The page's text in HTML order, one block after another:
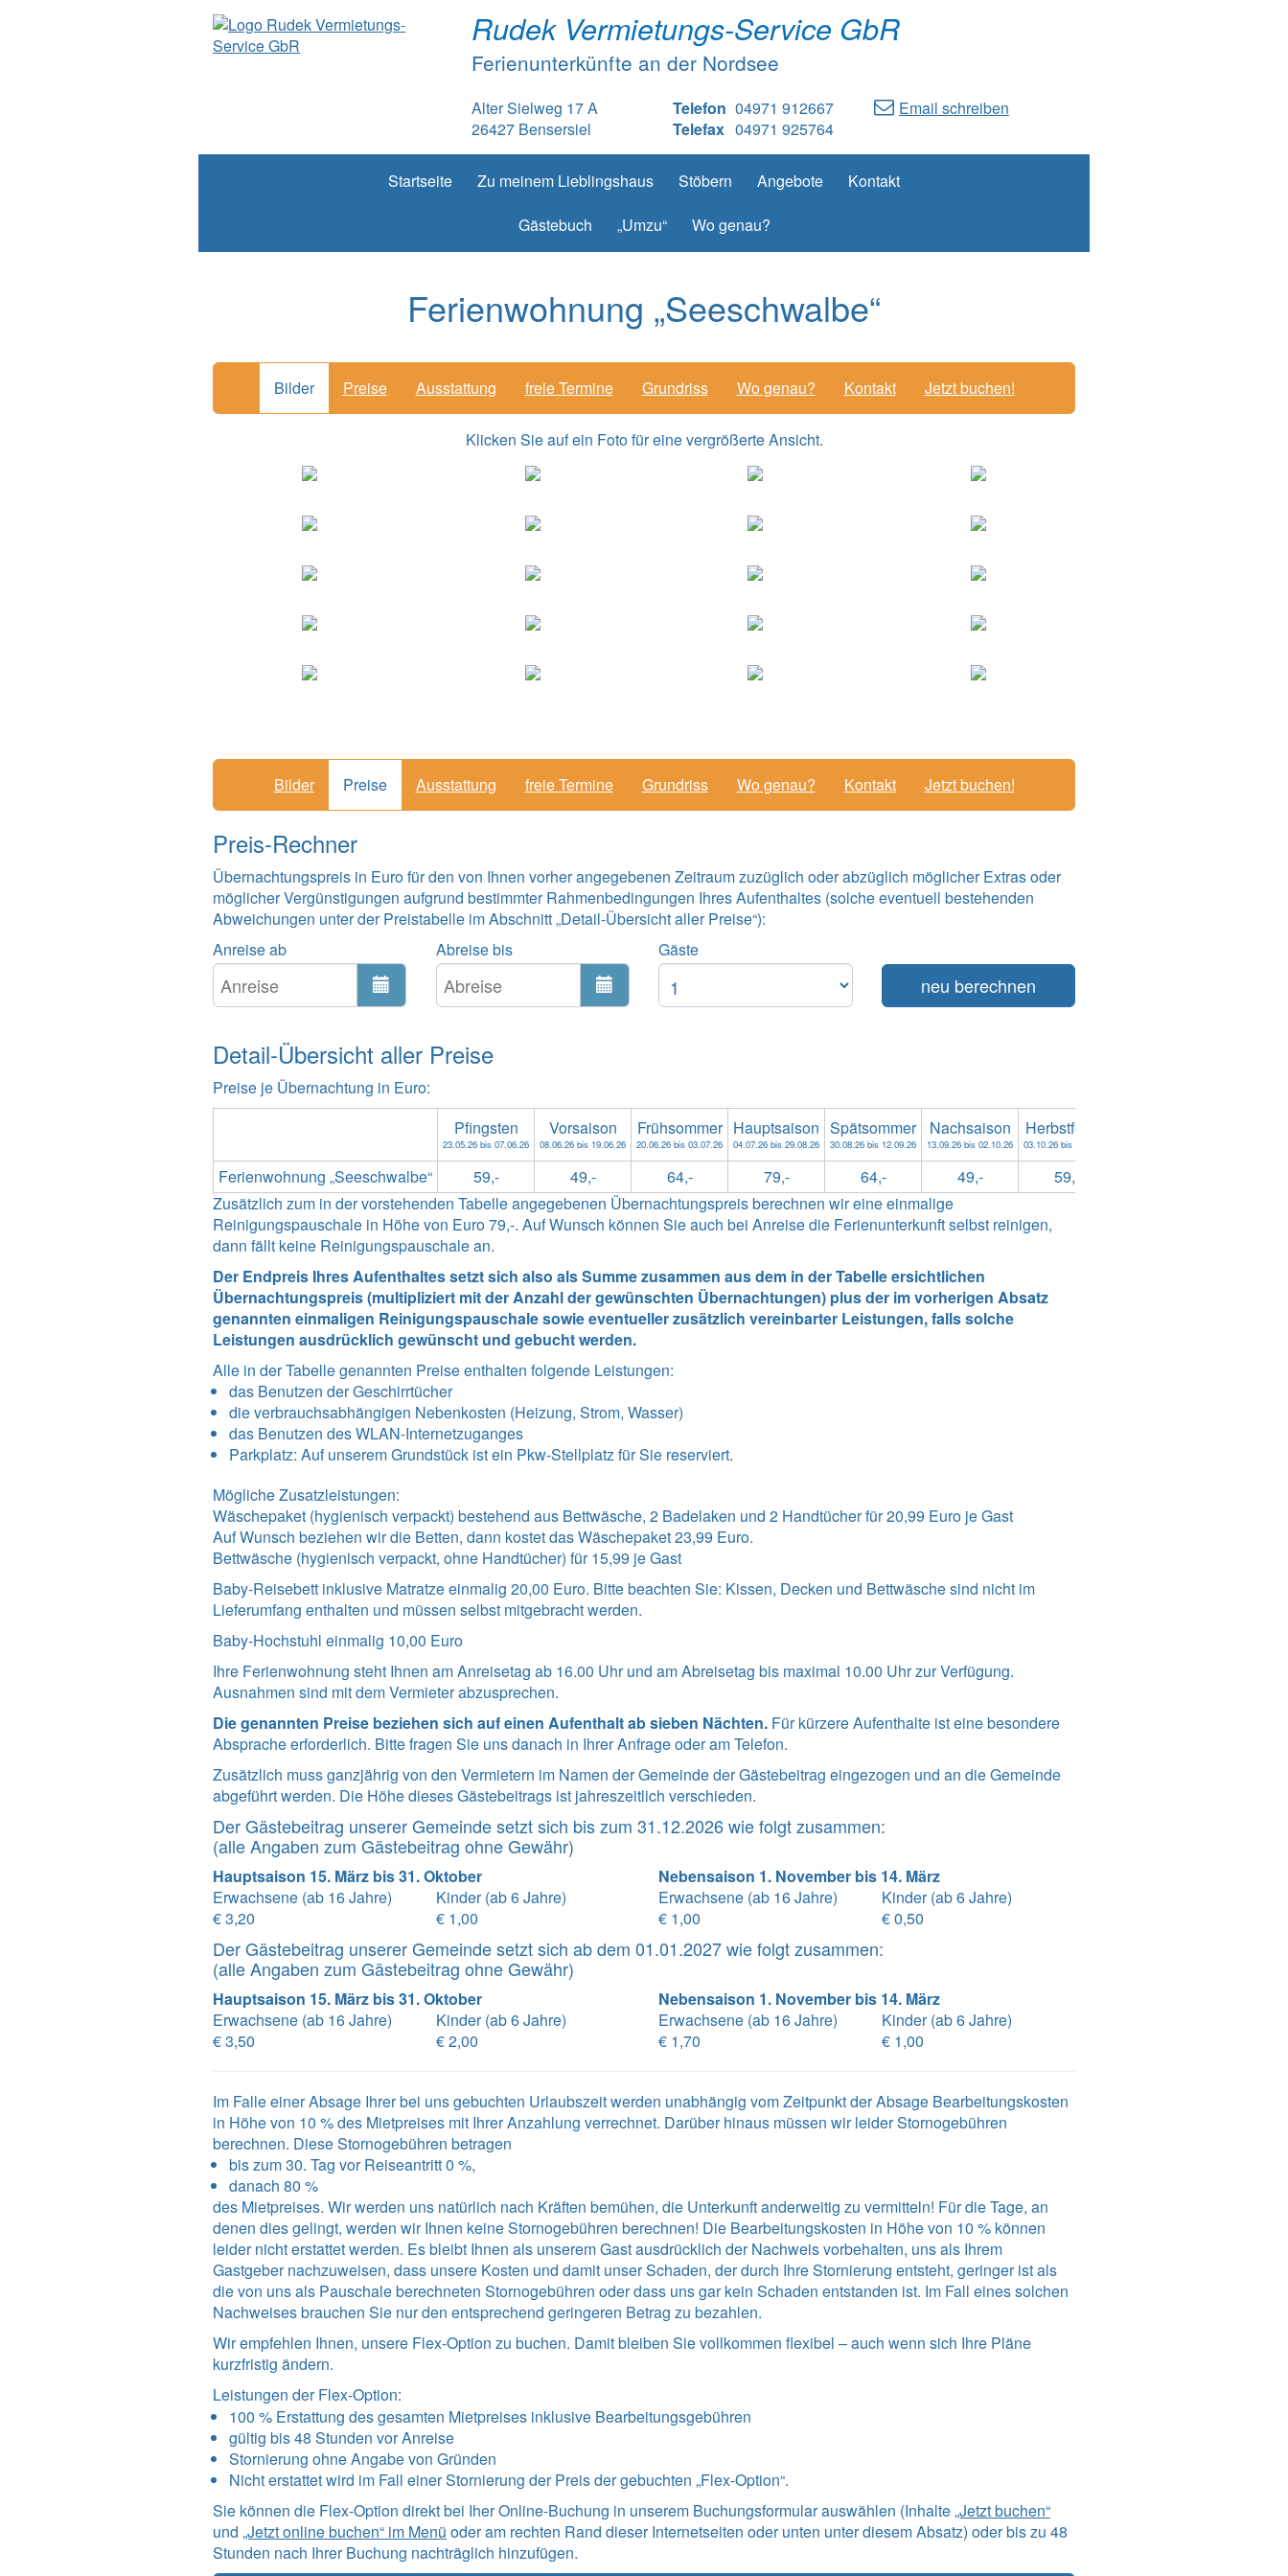
Rudek Vermietungs-Service GbR
Ferienunterkünfte an der Nordsee
Alter Sielweg 17 A
26427 Bensersiel
Telefon 04971 912667
Telefax 04971 925764
Email schreiben
Startseite Zu meinem Lieblingshaus Stöbern Angebote
Kontakt
Gästebuch
„Umzu“ Wo genau?
Ferienwohnung „Seeschwalbe“
Bilder Preise Ausstattung freie Termine Grundriss Wo genau? Kontakt Jetzt buchen!
Klicken Sie auf ein Foto für eine vergrößerte Ansicht.
Bilder Preise Ausstattung freie Termine Grundriss Wo genau? Kontakt Jetzt buchen!
Preis-Rechner
Übernachtungspreis in Euro für den von Ihnen vorher angegebenen Zeitraum zuzüglich oder abzüglich möglicher Extras oder
möglicher Vergünstigungen aufgrund bestimmter Rahmenbedingungen Ihres Aufenthaltes (solche eventuell bestehenden
Abweichungen unter der Preistabelle im Abschnitt „Detail-Übersicht aller Preise“):
Anreise ab
Abreise bis Gäste
neu berechnen
Detail-Übersicht aller Preise
Preise je Übernachtung in Euro:
Ferienwohnung „Seeschwalbe“
Pfingsten
23.05.26 bis 07.06.26
Vorsaison
08.06.26 bis 19.06.26
Frühsommer
20.06.26 bis 03.07.26
Hauptsaison
04.07.26 bis 29.08.26
Spätsommer
30.08.26 bis 12.09.26
Nachsaison
13.09.26 bis 02.10.26
Herbstferien
03.10.26 bis 08.11.26
59,- 49,- 64,- 79,- 64,- 49,- 59,-
Zusätzlich zum in der vorstehenden Tabelle angegebenen Übernachtungspreis berechnen wir eine einmalige
Reinigungspauschale in Höhe von Euro 79,-. Auf Wunsch können Sie auch bei Anreise die Ferienunterkunft selbst reinigen,
dann fällt keine Reinigungspauschale an.
Der Endpreis Ihres Aufenthaltes setzt sich also als Summe zusammen aus dem in der Tabelle ersichtlichen
Übernachtungspreis (multipliziert mit der Anzahl der gewünschten Übernachtungen) plus der im vorherigen Absatz
genannten einmaligen Reinigungspauschale sowie eventueller zusätzlich vereinbarter Leistungen, falls solche
Leistungen ausdrücklich gewünscht und gebucht werden.
Alle in der Tabelle genannten Preise enthalten folgende Leistungen:
das Benutzen der Geschirrtücher
die verbrauchsabhängigen Nebenkosten (Heizung, Strom, Wasser)
das Benutzen des WLAN-Internetzuganges
Parkplatz: Auf unserem Grundstück ist ein Pkw-Stellplatz für Sie reserviert.
Mögliche Zusatzleistungen:
Wäschepaket (hygienisch verpackt) bestehend aus Bettwäsche, 2 Badelaken und 2 Handtücher für 20,99 Euro je Gast
Auf Wunsch beziehen wir die Betten, dann kostet das Wäschepaket 23,99 Euro.
Bettwäsche (hygienisch verpackt, ohne Handtücher) für 15,99 je Gast
Baby-Reisebett inklusive Matratze einmalig 20,00 Euro. Bitte beachten Sie: Kissen, Decken und Bettwäsche sind nicht im
Lieferumfang enthalten und müssen selbst mitgebracht werden.
Baby-Hochstuhl einmalig 10,00 Euro
Ihre Ferienwohnung steht Ihnen am Anreisetag ab 16.00 Uhr und am Abreisetag bis maximal 10.00 Uhr zur Verfügung.
Ausnahmen sind mit dem Vermieter abzusprechen.
Die genannten Preise beziehen sich auf einen Aufenthalt ab sieben Nächten. Für kürzere Aufenthalte ist eine besondere
Absprache erforderlich. Bitte fragen Sie uns danach in Ihrer Anfrage oder am Telefon.
Zusätzlich muss ganzjährig von den Vermietern im Namen der Gemeinde der Gästebeitrag eingezogen und an die Gemeinde
abgeführt werden. Die Höhe dieses Gästebeitrags ist jahreszeitlich verschieden.
Der Gästebeitrag unserer Gemeinde setzt sich bis zum 31.12.2026 wie folgt zusammen:
(alle Angaben zum Gästebeitrag ohne Gewähr)
Hauptsaison 15. März bis 31. Oktober
Erwachsene (ab 16 Jahre)
€ 3,20
Kinder (ab 6 Jahre)
€ 1,00
Nebensaison 1. November bis 14. März
Erwachsene (ab 16 Jahre)
€ 1,00
Kinder (ab 6 Jahre)
€ 0,50
Der Gästebeitrag unserer Gemeinde setzt sich ab dem 01.01.2027 wie folgt zusammen:
(alle Angaben zum Gästebeitrag ohne Gewähr)
Hauptsaison 15. März bis 31. Oktober
Erwachsene (ab 16 Jahre)
€ 3,50
Kinder (ab 6 Jahre)
€ 2,00
Nebensaison 1. November bis 14. März
Erwachsene (ab 16 Jahre)
€ 1,70
Kinder (ab 6 Jahre)
€ 1,00
Im Falle einer Absage Ihrer bei uns gebuchten Urlaubszeit werden unabhängig vom Zeitpunkt der Absage Bearbeitungskosten
in Höhe von 10 % des Mietpreises mit Ihrer Anzahlung verrechnet. Darüber hinaus müssen wir leider Stornogebühren
berechnen. Diese Stornogebühren betragen
bis zum 30. Tag vor Reiseantritt 0 %,
danach 80 %
des Mietpreises. Wir werden uns natürlich nach Kräften bemühen, die Unterkunft anderweitig zu vermitteln! Für die Tage, an
denen dies gelingt, werden wir Ihnen keine Stornogebühren berechnen! Die Bearbeitungskosten in Höhe von 10 % können
leider nicht erstattet werden. Es bleibt Ihnen als unserem Gast ausdrücklich der Nachweis vorbehalten, uns als Ihrem
Gastgeber nachzuweisen, dass unsere Kosten und damit unser Schaden, der durch Ihre Stornierung entsteht, geringer ist als
die von uns als Pauschale berechneten Stornogebühren oder dass uns gar kein Schaden entstanden ist. Im Fall eines solchen
Nachweises brauchen Sie nur den entsprechend geringeren Betrag zu bezahlen.
Wir empfehlen Ihnen, unsere Flex-Option zu buchen. Damit bleiben Sie vollkommen flexibel – auch wenn sich Ihre Pläne
kurzfristig ändern.
Leistungen der Flex-Option:
100 % Erstattung des gesamten Mietpreises inklusive Bearbeitungsgebühren
gültig bis 48 Stunden vor Anreise
Stornierung ohne Angabe von Gründen
Nicht erstattet wird im Fall einer Stornierung der Preis der gebuchten „Flex-Option“.
Sie können die Flex-Option direkt bei Iher Online-Buchung in unserem Buchungsformular auswählen (Inhalte„Jetzt buchen“
und „Jetzt online buchen“ im Menü oder am rechten Rand dieser Internetseiten oder unten unter diesem Absatz) oder bis zu 48
Stunden nach Ihrer Buchung nachträglich hinzufügen.